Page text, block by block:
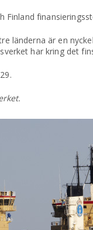
Finland
länderna är en
har kring det